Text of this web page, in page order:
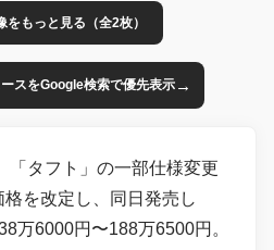
をもっと見る（全2枚）
スをGoogle検索で優先表示→
「タフト」の一部仕様変更
を改定し、同日発売し
万6000円〜188万6500円。